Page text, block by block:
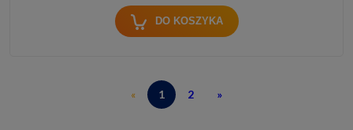
DO KOSZYKA
« 1 2 »